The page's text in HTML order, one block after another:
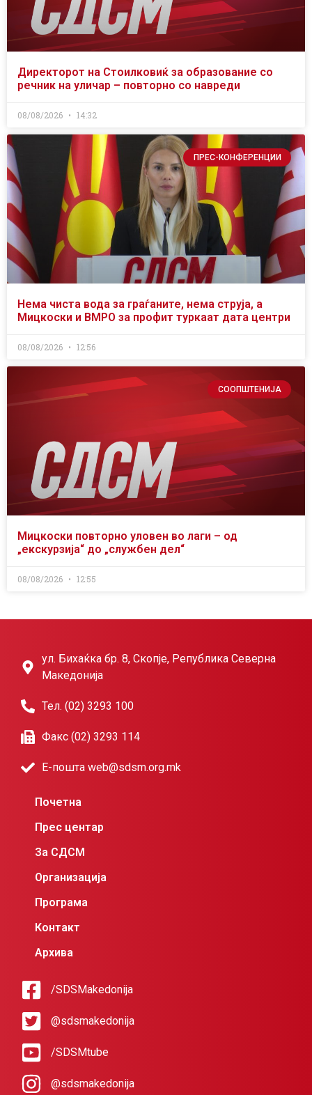
Директорот на Стоилковиќ за образование со
речник на уличар – повторно со навреди
08/08/2026 14:32
ПРЕС-КОНФЕРЕНЦИИ
Нема чиста вода за граѓаните, нема струја, а
Мицкоски и ВМРО за профит туркаат дата центри
08/08/2026 12:56
СООПШТЕНИЈА
Мицкоски повторно уловен во лаги – од
„екскурзија“ до „службен дел“
08/08/2026 12:55
ул. Бихаќка бр. 8, Скопје, Република Северна
Македонија
Тел. (02) 3293 100
Факс (02) 3293 114
Е-пошта web@sdsm.org.mk
Почетна
Прес центар
За СДСМ
Организација
Програма
Контакт
Архива
/SDSMakedonija
@sdsmakedonija
/SDSMtube
@sdsmakedonija